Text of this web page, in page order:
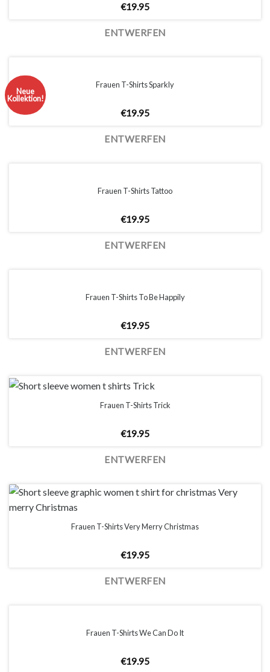
€19.95
ENTWERFEN
Neue
Kollektion!
Frauen T-Shirts Sparkly
€19.95
ENTWERFEN
Frauen T-Shirts Tattoo
€19.95
ENTWERFEN
Frauen T-Shirts To Be Happily
€19.95
ENTWERFEN
Frauen T-Shirts Trick
€19.95
ENTWERFEN
Frauen T-Shirts Very Merry Christmas
€19.95
ENTWERFEN
Frauen T-Shirts We Can Do It
€19.95